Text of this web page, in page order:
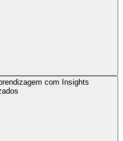
com Insights